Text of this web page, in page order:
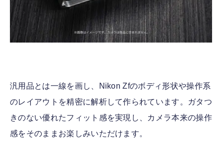
汎用品とは一線を画し、Nikon Zfのボディ形状や操作系
のレイアウトを精密に解析して作られています。ガタつ
きのない優れたフィット感を実現し、カメラ本来の操作
感をそのままお楽しみいただけます。